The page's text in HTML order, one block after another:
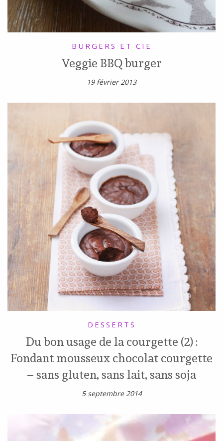
BURGERS ET CIE
Veggie BBQ burger
19 février 2013
DESSERTS
Du bon usage de la courgette (2) :
Fondant mousseux chocolat courgette
– sans gluten, sans lait, sans soja
5 septembre 2014